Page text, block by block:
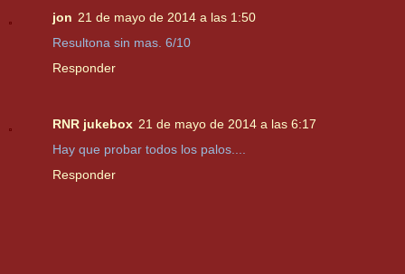
jon 21 de mayo de 2014 a las 1:50
Resultona sin mas. 6/10
Responder
RNR jukebox 21 de mayo de 2014 a las 6:17
Hay que probar todos los palos....
Responder